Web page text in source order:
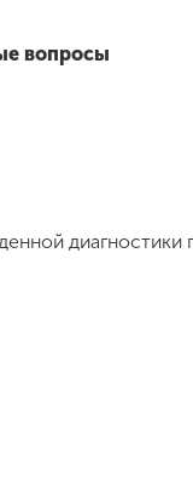
вопросы
диагностики